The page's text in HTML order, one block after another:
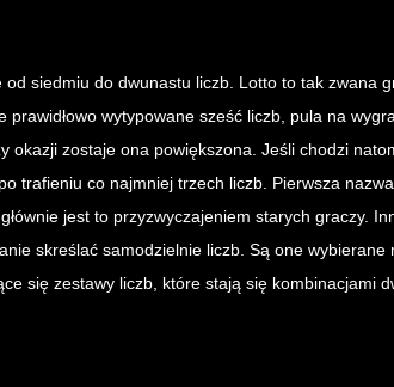
siedmiu do dwunastu liczb. Lotto to tak zwana
wytypowane sześć liczb, pula na
okazji zostaje ona powiększona. Jeśli chodzi
trafieniu co najmniej trzech liczb. Pierwsza
jest to przyzwyczajeniem starych graczy.
skreślać samodzielnie liczb. Są one wybierane
się zestawy liczb, które stają się kombinacjami